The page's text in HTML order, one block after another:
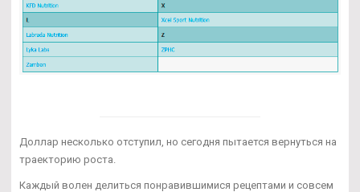
Доллар несколько отступил, но сегодня пытается вернуться на
траекторию роста.
Каждый волен делиться понравившимися рецептами и совсем